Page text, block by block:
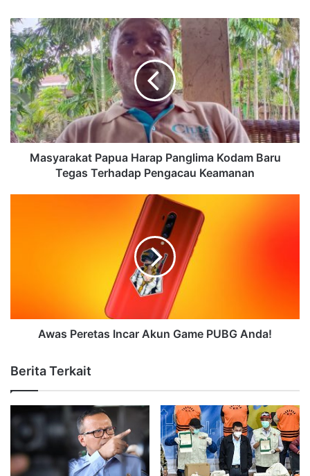
Masyarakat Papua Harap Panglima Kodam Baru
Tegas Terhadap Pengacau Keamanan
Awas Peretas Incar Akun Game PUBG Anda!
Berita Terkait